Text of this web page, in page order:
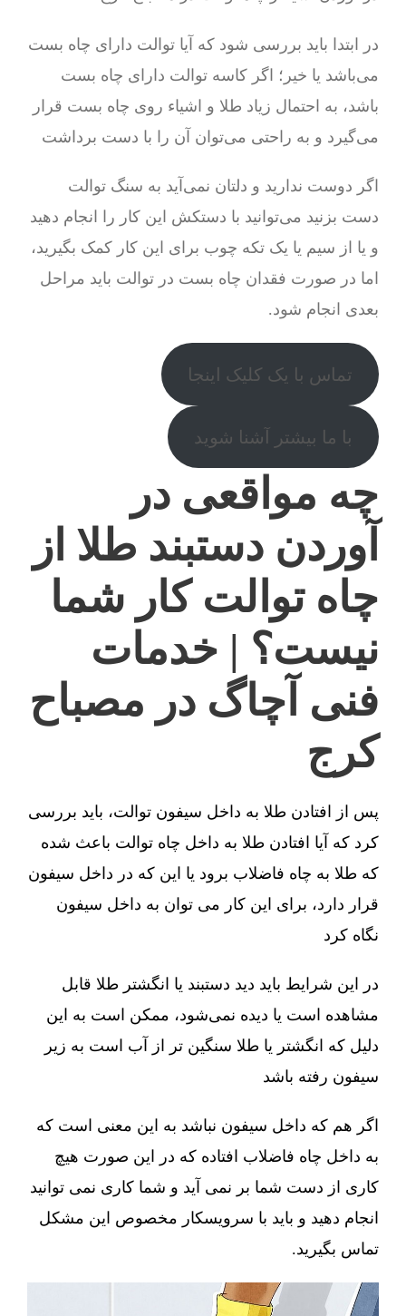
در ابتدا باید بررسی شود که آیا توالت دارای چاه بست
می‌باشد یا خیر؛ اگر کاسه توالت دارای چاه بست
باشد، به احتمال زیاد طلا و اشیاء روی چاه بست قرار
می‌گیرد و به راحتی می‌توان آن را با دست برداشت
اگر دوست ندارید و دلتان نمی‌آید به سنگ توالت
دست بزنید می‌توانید با دستکش این کار را انجام دهید
و یا از سیم یا یک تکه چوب برای این کار کمک بگیرید،
اما در صورت فقدان چاه بست در توالت باید مراحل
بعدی انجام شود.
تماس با یک کلیک اینجا
با ما بیشتر آشنا شوید
چه مواقعی در
آوردن دستبند طلا از
چاه توالت کار شما
نیست؟ | خدمات
فنی آچاگ در مصباح
کرج
پس از افتادن طلا به داخل سیفون توالت، باید بررسی
کرد که آیا افتادن طلا به داخل چاه توالت باعث شده
که طلا به چاه فاضلاب برود یا این که در داخل سیفون
قرار دارد، برای این کار می توان به داخل سیفون
نگاه کرد
در این شرایط باید دید دستبند یا انگشتر طلا قابل
مشاهده است یا دیده نمی‌شود، ممکن است به این
دلیل که انگشتر یا طلا سنگین تر از آب است به زیر
سیفون رفته باشد
اگر هم که داخل سیفون نباشد به این معنی است که
به داخل چاه فاضلاب افتاده که در این صورت هیچ
کاری از دست شما بر نمی آید و شما کاری نمی توانید
انجام دهید و باید با سرویسکار مخصوص این مشکل
تماس بگیرید.